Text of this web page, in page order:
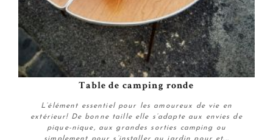
Table de camping ronde
L’élément essentiel pour les amoureux de vie en
extérieur! De bonne taille elle s’adapte aux envies de
pique-nique, aux grandes sorties camping ou
simplement pour s’installer au jardin pour et...